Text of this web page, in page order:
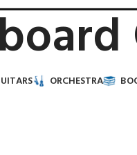
ORCHESTRA